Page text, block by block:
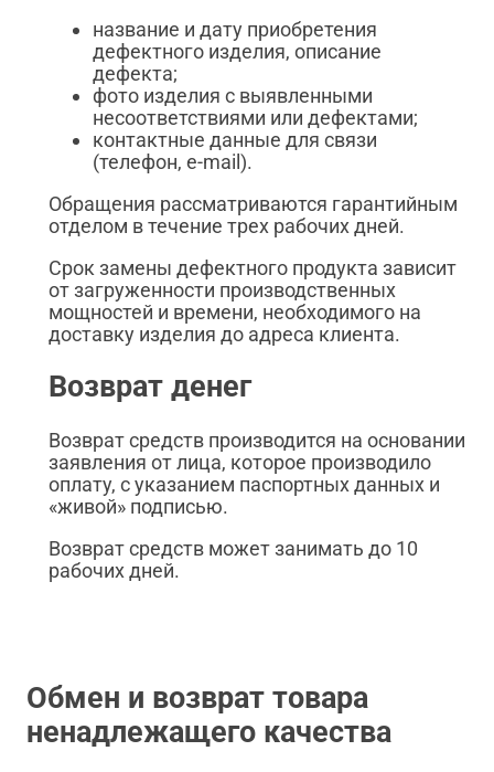
название и дату приобретения
дефектного изделия, описание
дефекта;
фото изделия с выявленными
несоответствиями или дефектами;
контактные данные для связи
(телефон, e-mail).
Обращения рассматриваются гарантийным
отделом в течение трех рабочих дней.
Срок замены дефектного продукта зависит
от загруженности производственных
мощностей и времени, необходимого на
доставку изделия до адреса клиента.
Возврат денег
Возврат средств производится на основании
заявления от лица, которое производило
оплату, с указанием паспортных данных и
«живой» подписью.
Возврат средств может занимать до 10
рабочих дней.
Обмен и возврат товара
ненадлежащего качества